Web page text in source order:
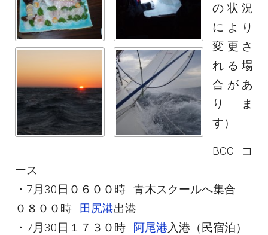
の状況
により
変更さ
れる場
合があ
りま
す）
BCCコ
ース
・7月30日０６００時…青木スクールへ集合
０８００時…田尻港出港
・7月30日１７３０時…阿尾港入港（民宿泊）